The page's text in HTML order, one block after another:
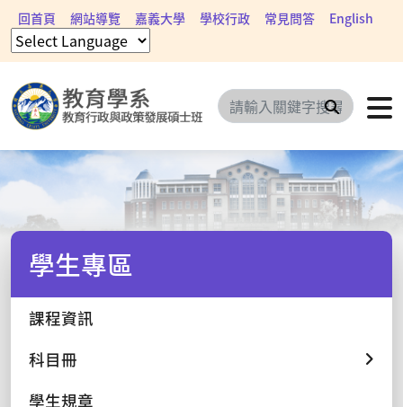
回首頁 網站導覽 嘉義大學 學校行政 常見問答 English
搜尋
學生專區
課程資訊
科目冊
學生規章